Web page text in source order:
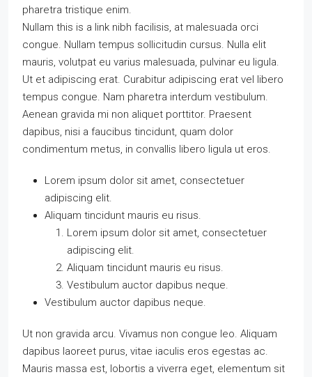
pharetra tristique enim.
Nullam this is a link nibh facilisis, at malesuada orci
congue. Nullam tempus sollicitudin cursus. Nulla elit
mauris, volutpat eu varius malesuada, pulvinar eu ligula.
Ut et adipiscing erat. Curabitur adipiscing erat vel libero
tempus congue. Nam pharetra interdum vestibulum.
Aenean gravida mi non aliquet porttitor. Praesent
dapibus, nisi a faucibus tincidunt, quam dolor
condimentum metus, in convallis libero ligula ut eros.
Lorem ipsum dolor sit amet, consectetuer
adipiscing elit.
Aliquam tincidunt mauris eu risus.
Lorem ipsum dolor sit amet, consectetuer
adipiscing elit.
Aliquam tincidunt mauris eu risus.
Vestibulum auctor dapibus neque.
Vestibulum auctor dapibus neque.
Ut non gravida arcu. Vivamus non congue leo. Aliquam
dapibus laoreet purus, vitae iaculis eros egestas ac.
Mauris massa est, lobortis a viverra eget, elementum sit